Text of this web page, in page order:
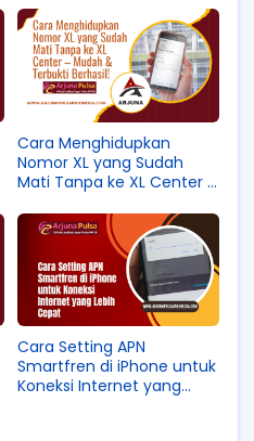
Cara Menghidupkan
Nomor XL yang Sudah
Mati Tanpa ke XL Center –
Cara Setting APN
Smartfren di iPhone untuk
Koneksi Internet yang